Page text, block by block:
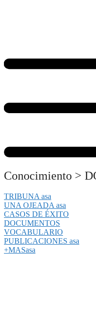
Conocimiento >
TRIBUNA asa
UNA OJEADA asa
CASOS DE ÉXITO
DOCUMENTOS
VOCABULARIO
PUBLICACIONES asa
+MASasa